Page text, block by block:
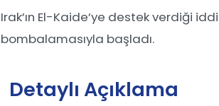
Irak’ın El-Kaide’ye destek verdiği
bombalamasıyla başladı.
Detaylı Açıklama